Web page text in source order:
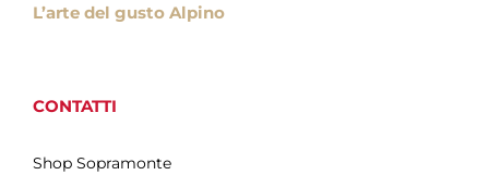
L’arte del gusto Alpino
CONTATTI
Shop Sopramonte